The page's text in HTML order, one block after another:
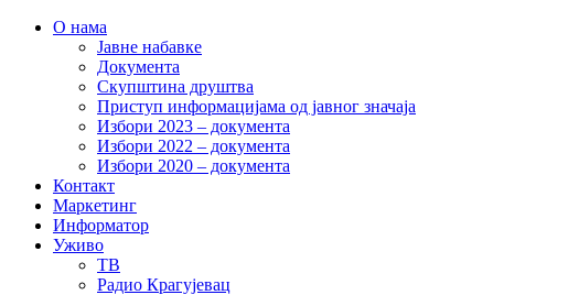
О нама
Јавне набавке
Документа
Скупштина друштва
Приступ информацијама од јавног значаја
Избори 2023 – документа
Избори 2022 – документа
Избори 2020 – документа
Контакт
Маркетинг
Информатор
Уживо
ТВ
Радио Крагујевац